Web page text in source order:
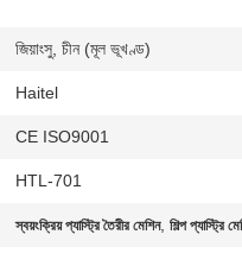
জিয়াংসু, চীন (মূল ভূখণ্ড)
Haitel
CE ISO9001
HTL-701
স্বয়ংক্রিয় প্যাস্ট্রি তৈরীর মেশিন,শিল্প প্যাস্ট্রি